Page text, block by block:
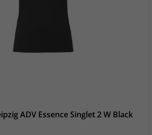
ADV Essence Singlet 2 W Black